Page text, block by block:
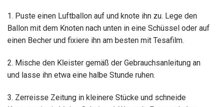
1. Puste einen Luftballon auf und knote ihn zu. Lege den
Ballon mit dem Knoten nach unten in eine Schüssel oder auf
einen Becher und fixiere ihn am besten mit Tesafilm.
2. Mische den Kleister gemäß der Gebrauchsanleitung an
und lasse ihn etwa eine halbe Stunde ruhen.
3. Zerreisse Zeitung in kleinere Stücke und schneide